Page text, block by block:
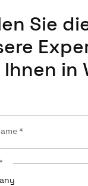
Sie
in
*